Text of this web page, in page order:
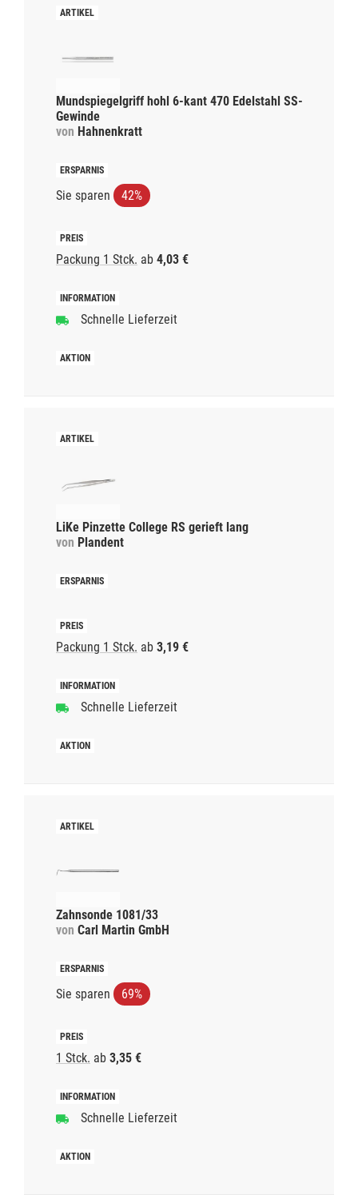
Mundspiegelgriff hohl 6-kant 470 Edelstahl SS-
Gewinde
von Hahnenkratt
Sie sparen 42%
Packung 1 Stck. ab 4,03 €
Schnelle Lieferzeit
LiKe Pinzette College RS gerieft lang
von Plandent
Packung 1 Stck. ab 3,19 €
Schnelle Lieferzeit
Zahnsonde 1081/33
von Carl Martin GmbH
Sie sparen 69%
1 Stck. ab 3,35 €
Schnelle Lieferzeit